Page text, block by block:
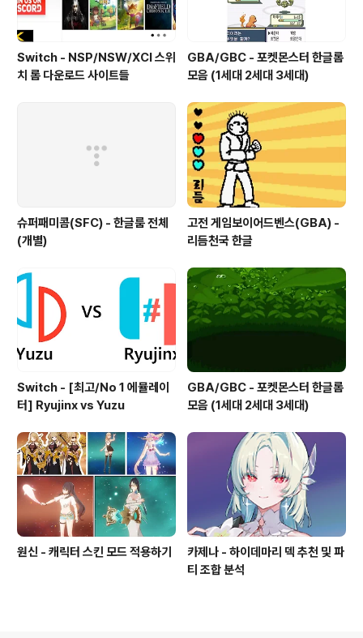
Switch - NSP/NSW/XCI 스위
치 롬 다운로드 사이트들
GBA/GBC - 포켓몬스터 한글롬
모음 (1세대 2세대 3세대)
슈퍼패미콤(SFC) - 한글룸 전체
(개별)
고전 게임보이어드벤스(GBA) -
리듬천국 한글
Switch - [최고/No 1 에뮬레이
터] Ryujinx vs Yuzu
GBA/GBC - 포켓몬스터 한글롬
모음 (1세대 2세대 3세대)
원신 - 캐릭터 스킨 모드 적용하기
카제나 - 하이데마리 덱 추천 및 파
티 조합 분석